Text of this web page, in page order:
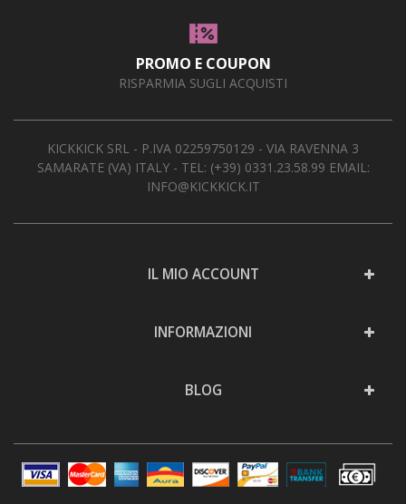
PROMO E COUPON
RISPARMIA SUGLI ACQUISTI
KICKKICK SRL - P.IVA 02259750129 - VIA RAVENNA 3
SAMARATE (VA) ITALY - TEL: (+39) 0331.23.58.99 EMAIL:
INFO@KICKKICK.IT
IL MIO ACCOUNT
INFORMAZIONI
BLOG